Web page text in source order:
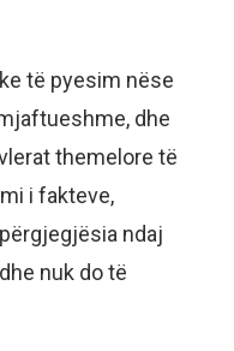
të pyesim nëse
dhe
themelore të
i fakteve,
ndaj
nuk do të